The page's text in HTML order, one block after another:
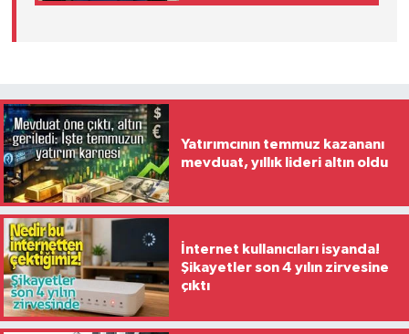
Yatırımcının temmuz kazananı
mevduat, yıllık lideri altın oldu
İnternet kullanıcıları isyanda!
Şikayetler son 4 yılın zirvesine
çıktı